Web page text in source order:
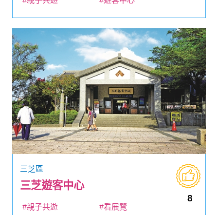
三芝區
三芝遊客中心
8
#親子共遊 #看展覽